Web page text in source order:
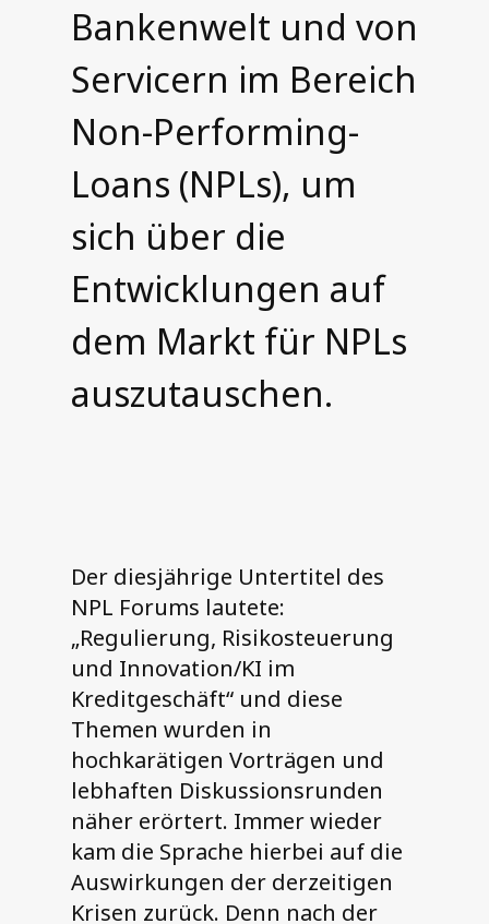
Bankenwelt und von
Servicern im Bereich
Non-Performing-
Loans (NPLs), um
sich über die
Entwicklungen auf
dem Markt für NPLs
auszutauschen.
Der diesjährige Untertitel des
NPL Forums lautete:
„Regulierung, Risikosteuerung
und Innovation/KI im
Kreditgeschäft“ und diese
Themen wurden in
hochkarätigen Vorträgen und
lebhaften Diskussionsrunden
näher erörtert. Immer wieder
kam die Sprache hierbei auf die
Auswirkungen der derzeitigen
Krisen zurück. Denn nach der